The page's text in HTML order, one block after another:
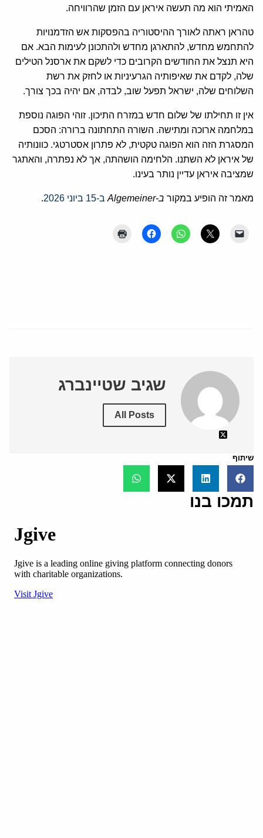
האמיתי הוא מה תעשה איראן עם הזמן שהרוויחה.
טהראן ראתה לאורך ההיסטוריה בהפסקות אש הזדמנויות
להתחמש מחדש, להתארגן מחדש ולהתכונן לעימות הבא. אם
היא תנצל את החודשים הקרובים כדי לשקם את ארסנל הטילים
שלה, לקדם את שאיפותיה הגרעיניות או לחזק את רשת
השלוחים שלה, ישראל תפעל שוב, לבדה, אם יהיה בכך צורך.
אין זו תחילתו של שלום חדש במזרח התיכון. זוהי הפוגה נוספת
במלחמה ארוכה ומתישה. השורה התחתונה ברורה: הסכם
המסגרת הזה הוא הפוגה טקטית, לא פתרון אסטרטגי. כוונותיה
של איראן לא השתנו. הלחימה הושהתה, אך לא נפתרה, והאתגר
שמציבה איראן עדיין נותר בעינו.
מאמר זה הופיע במקור ב-Algemeiner ב-15 ביוני 2026 .
שגיב שטיינברג
All Posts
שיתוף
תמכו בנו